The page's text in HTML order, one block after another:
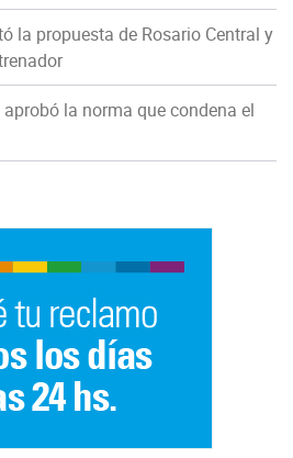
la propuesta de Rosario Central y
la norma que condena el